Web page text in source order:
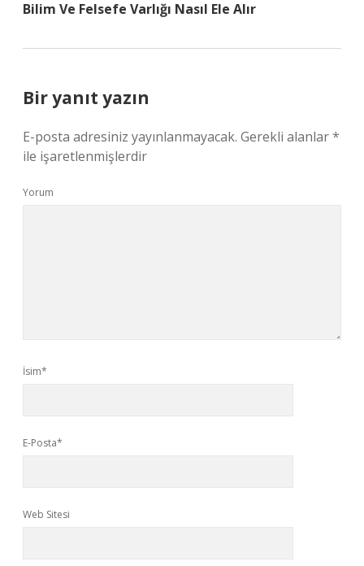
Bilim Ve Felsefe Varlığı Nasıl Ele Alır
Bir yanıt yazın
E-posta adresiniz yayınlanmayacak. Gerekli alanlar*
ile işaretlenmişlerdir
Yorum
İsim*
E-Posta*
Web Sitesi